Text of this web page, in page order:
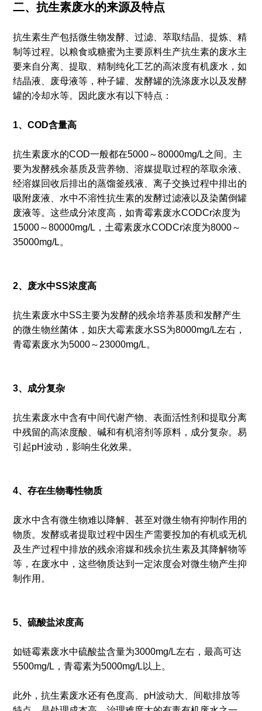
二、抗生素废水的来源及特点
抗生素生产包括微生物发酵、过滤、萃取结晶、提炼、精
制等过程。以粮食或糖蜜为主要原料生产抗生素的废水主
要来自分离、提取、精制纯化工艺的高浓度有机废水，如
结晶液、废母液等，种子罐、发酵罐的洗涤废水以及发酵
罐的冷却水等。因此废水有以下特点：
1、COD含量高
抗生素废水的COD一般都在5000～80000mg/L之间。主
要为发酵残余基质及营养物、溶媒提取过程的萃取余液、
经溶媒回收后排出的蒸馏釜残液、离子交换过程中排出的
吸附废液、水中不溶性抗生素的发酵过滤液以及染菌倒罐
废液等。这些成分浓度高，如青霉素废水CODCr浓度为
15000～80000mg/L，土霉素废水CODCr浓度为8000～
35000mg/L。
2、废水中SS浓度高
抗生素废水中SS主要为发酵的残余培养基质和发酵产生
的微生物丝菌体，如庆大霉素废水SS为8000mg/L左右，
青霉素废水为5000～23000mg/L。
3、成分复杂
抗生素废水中含有中间代谢产物、表面活性剂和提取分离
中残留的高浓度酸、碱和有机溶剂等原料，成分复杂。易
引起pH波动，影响生化效果。
4、存在生物毒性物质
废水中含有微生物难以降解、甚至对微生物有抑制作用的
物质。发酵或者提取过程中因生产需要投加的有机或无机
及生产过程中排放的残余溶媒和残余抗生素及其降解物等
等，在废水中，这些物质达到一定浓度会对微生物产生抑
制作用。
5、硫酸盐浓度高
如链霉素废水中硫酸盐含量为3000mg/L左右，最高可达
5500mg/L，青霉素为5000mg/L以上。
此外，抗生素废水还有色度高、pH波动大、间歇排放等